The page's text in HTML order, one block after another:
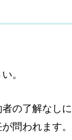
。
の了解なしに
問われます。